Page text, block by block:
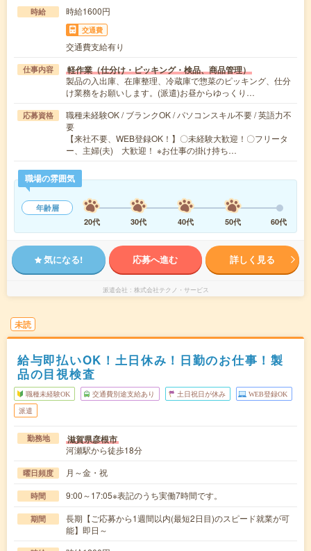
時給 時給1600円
交通費
交通費支給有り
仕事内容 軽作業（仕分け・ピッキング・検品、商品管理）
製品の入出庫、在庫整理、冷蔵庫で惣菜のピッキング、仕分
け業務をお願いします。(派遣)お昼からゆっくり…
応募資格
職種未経験OK / ブランクOK / パソコンスキル不要 / 英語力不
要
【来社不要、WEB登録OK！】〇未経験大歓迎！〇フリータ
ー、主婦(夫) 大歓迎！ ※お仕事の掛け持ち…
職場の雰囲気
年齢層
20代
30代 40代 50代 60代
気になる! 応募へ進む 詳しく見る
派遣会社 株式会社テクノ・サービス
未読
給与即払いOK！土日休み！日勤のお仕事！製
品の目視検査
職種未経験OK 交通費別途支給あり 土日祝日が休み WEB登録OK
派遣
勤務地 滋賀県彦根市
河瀬駅から徒歩18分
曜日頻度 月～金・祝
時間 9:00～17:05※表記のうち実働7時間です。
期間
長期【ご応募から1週間以内(最短2日目)のスピード就業が可
能】即日～